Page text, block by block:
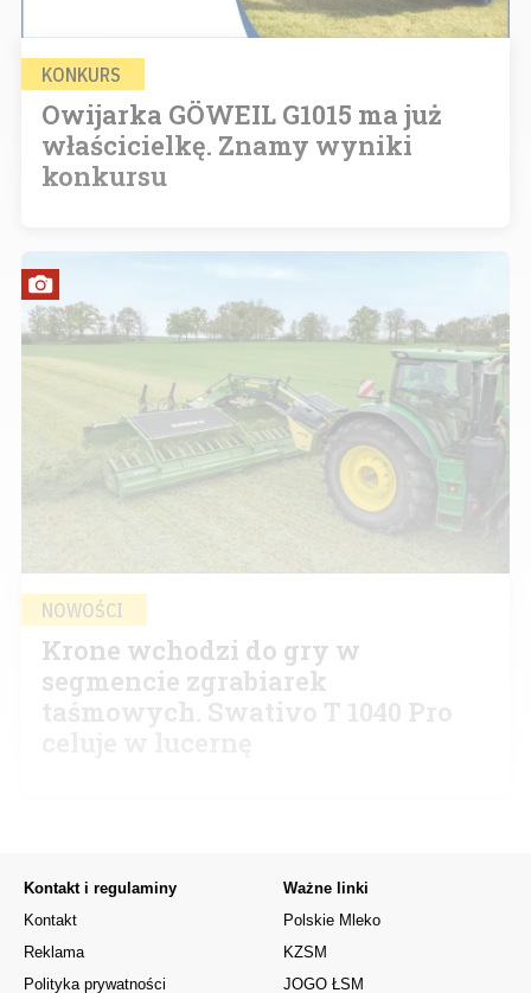
KONKURS
Owijarka GÖWEIL G1015 ma już
właścicielkę. Znamy wyniki
konkursu
NOWOŚCI
Krone wchodzi do gry w
segmencie zgrabiarek
taśmowych. Swativo T 1040 Pro
Kontakt i regulaminy
Kontakt
Reklama
Polityka prywatności
Ważne linki
Polskie Mleko
KZSM
JOGO ŁSM